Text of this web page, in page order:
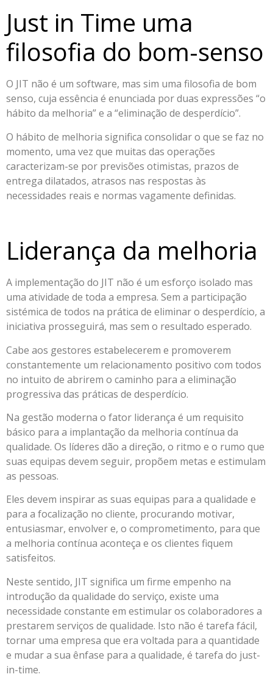
Just in Time uma
filosofia do bom-senso
O JIT não é um software, mas sim uma filosofia de bom
senso, cuja essência é enunciada por duas expressões “o
hábito da melhoria” e a “eliminação de desperdício”.
O hábito de melhoria significa consolidar o que se faz no
momento, uma vez que muitas das operações
caracterizam-se por previsões otimistas, prazos de
entrega dilatados, atrasos nas respostas às
necessidades reais e normas vagamente definidas.
Liderança da melhoria
A implementação do JIT não é um esforço isolado mas
uma atividade de toda a empresa. Sem a participação
sistémica de todos na prática de eliminar o desperdício, a
iniciativa prosseguirá, mas sem o resultado esperado.
Cabe aos gestores estabelecerem e promoverem
constantemente um relacionamento positivo com todos
no intuito de abrirem o caminho para a eliminação
progressiva das práticas de desperdício.
Na gestão moderna o fator liderança é um requisito
básico para a implantação da melhoria contínua da
qualidade. Os líderes dão a direção, o ritmo e o rumo que
suas equipas devem seguir, propõem metas e estimulam
as pessoas.
Eles devem inspirar as suas equipas para a qualidade e
para a focalização no cliente, procurando motivar,
entusiasmar, envolver e, o comprometimento, para que
a melhoria contínua aconteça e os clientes fiquem
satisfeitos.
Neste sentido, JIT significa um firme empenho na
introdução da qualidade do serviço, existe uma
necessidade constante em estimular os colaboradores a
prestarem serviços de qualidade. Isto não é tarefa fácil,
tornar uma empresa que era voltada para a quantidade
e mudar a sua ênfase para a qualidade, é tarefa do just-
in-time.